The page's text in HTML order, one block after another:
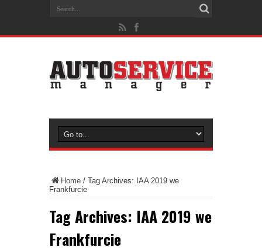
Home / Tag Archives: IAA 2019 we
Frankfurcie
Tag Archives: IAA 2019 we
Frankfurcie